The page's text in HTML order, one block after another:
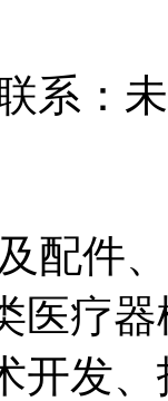
系：
配件
医疗
开发